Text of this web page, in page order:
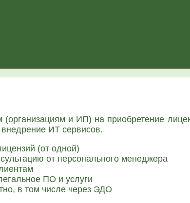
и ИП) на при­об­ре­те­ние
ИТ сер­ви­сов.
(от одной)
от пер­со­наль­но­го мене­дже­ра
ПО и услу­ги
в том чис­ле через ЭДО